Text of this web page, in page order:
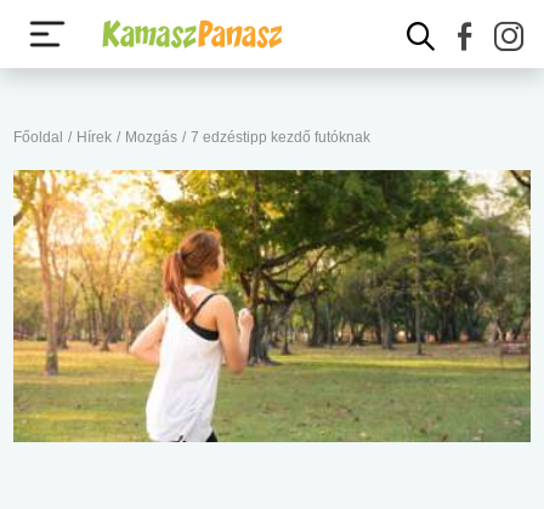
Főoldal / Hírek / Mozgás / 7 edzéstipp kezdő futóknak